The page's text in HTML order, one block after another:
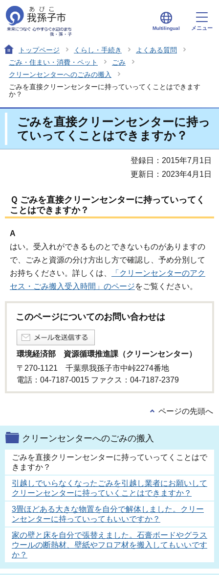
Multilingual メニュー
トップページ くらし・手続き
よくある質問
ごみ・住まい・消費・ペット
ごみ
クリーンセンターへのごみの搬入
ごみを直接クリーンセンターに持っていってくことはできます
か？
ごみを直接クリーンセンターに持っ
ていってくことはできますか？
登録日：2015年7月1日
更新日：2023年4月1日
Ｑ ごみを直接クリーンセンターに持っていってく
ことはできますか？
A
はい。受入れができるものとできないものがありますの
で、ごみと資源の分け方出し方で確認し、予め分別して
お持ちください。詳しくは、
「クリーンセンターのアク
セス・ごみ搬入受入時間」のページをご覧ください。
このページについてのお問い合わせは
環境経済部 資源循環推進課（クリーンセンター）
〒270-1121 千葉県我孫子市中峠2274番地
電話：04-7187-0015 ファクス：04-7187-2379
ページの先頭へ
クリーンセンターへのごみの搬入
ごみを直接クリーンセンターに持っていってくことはで
きますか？
引越しでいらなくなったごみを引越し業者にお願いして
クリーンセンターに持っていくことはできますか？
3畳ほどある大きな物置を自分で解体しました。クリー
ンセンターに持っていってもいいですか？
家の壁と床を自分で張替えました。石膏ボードやグラス
ウールの断熱材、壁紙やフロア材を搬入してもいいです
か？